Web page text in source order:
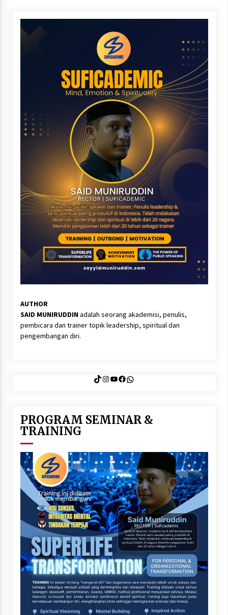
AUTHOR
SAID MUNIRUDDINadalah seorang akademisi, penulis,
pembicara dan trainer topik leadership, spiritual dan
pengembangan diri.
TikTok
Instagram
YouTube
Facebook
WhatsApp
PROGRAM SEMINAR &
TRAINING